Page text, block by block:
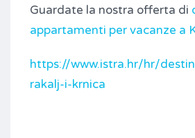
Guardate la nostra offerta di
appartamenti per vacanze a
https://www.istra.hr/hr/
rakalj-i-krnica